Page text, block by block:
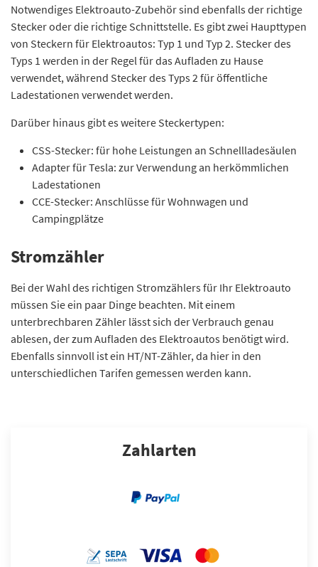
Notwendiges Elektroauto-Zubehör sind ebenfalls der richtige
Stecker oder die richtige Schnittstelle. Es gibt zwei Haupttypen
von Steckern für Elektroautos: Typ 1 und Typ 2. Stecker des
Typs 1 werden in der Regel für das Aufladen zu Hause
verwendet, während Stecker des Typs 2 für öffentliche
Ladestationen verwendet werden.
Darüber hinaus gibt es weitere Steckertypen:
CSS-Stecker: für hohe Leistungen an Schnellladesäulen
Adapter für Tesla: zur Verwendung an herkömmlichen
Ladestationen
CCE-Stecker: Anschlüsse für Wohnwagen und
Campingplätze
Stromzähler
Bei der Wahl des richtigen Stromzählers für Ihr Elektroauto
müssen Sie ein paar Dinge beachten. Mit einem
unterbrechbaren Zähler lässt sich der Verbrauch genau
ablesen, der zum Aufladen des Elektroautos benötigt wird.
Ebenfalls sinnvoll ist ein HT/NT-Zähler, da hier in den
unterschiedlichen Tarifen gemessen werden kann.
Zahlarten